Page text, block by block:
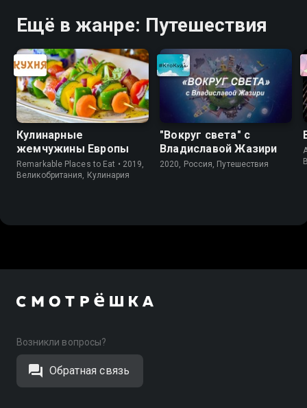
Ещё в жанре: Путешествия
Кулинарные
жемчужины Европы
Remarkable Places to Eat • 2019,
Великобритания, Кулинария
"Вокруг света" с
Владиславой Жазири
2020, Россия, Путешествия
Возникли вопросы?
Обратная связь